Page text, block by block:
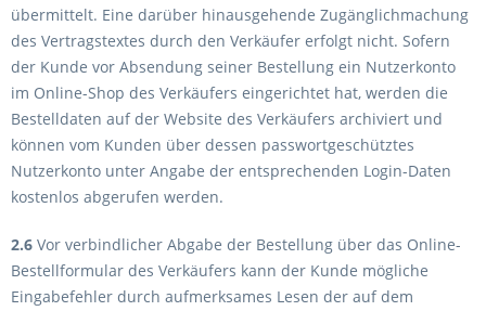
übermittelt. Eine darüber hinausgehende Zugänglichmachung
des Vertragstextes durch den Verkäufer erfolgt nicht. Sofern
der Kunde vor Absendung seiner Bestellung ein Nutzerkonto
im Online-Shop des Verkäufers eingerichtet hat, werden die
Bestelldaten auf der Website des Verkäufers archiviert und
können vom Kunden über dessen passwortgeschütztes
Nutzerkonto unter Angabe der entsprechenden Login-Daten
kostenlos abgerufen werden.
2.6 Vor verbindlicher Abgabe der Bestellung über das Online-
Bestellformular des Verkäufers kann der Kunde mögliche
Eingabefehler durch aufmerksames Lesen der auf dem